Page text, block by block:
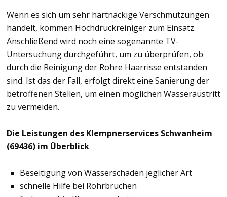
Wenn es sich um sehr hartnäckige Verschmutzungen
handelt, kommen Hochdruckreiniger zum Einsatz.
Anschließend wird noch eine sogenannte TV-
Untersuchung durchgeführt, um zu überprüfen, ob
durch die Reinigung der Rohre Haarrisse entstanden
sind. Ist das der Fall, erfolgt direkt eine Sanierung der
betroffenen Stellen, um einen möglichen Wasseraustritt
zu vermeiden.
Die Leistungen des Klempnerservices Schwanheim
(69436) im Überblick
Beseitigung von Wasserschäden jeglicher Art
schnelle Hilfe bei Rohrbrüchen